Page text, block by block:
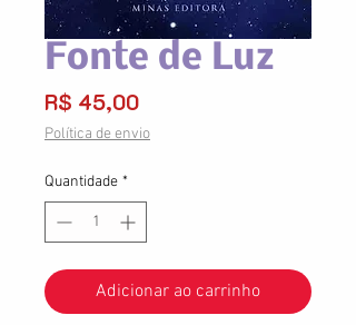
Fonte de Luz
R$ 45,00Preço
Política de envio
Quantidade *
Adicionar ao carrinho